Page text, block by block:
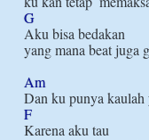
G
Aku bisa bedakan
yang mana beat juga
Am
F
Karena aku tau